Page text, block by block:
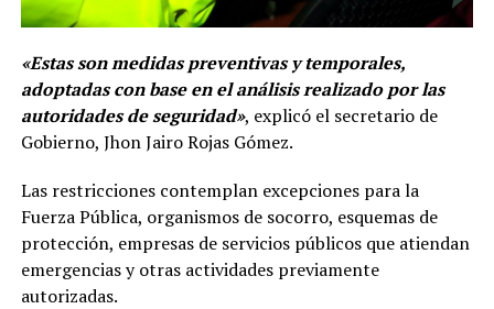
«Estas son medidas preventivas y temporales,
adoptadas con base en el análisis realizado por las
autoridades de seguridad», explicó el secretario de
Gobierno, Jhon Jairo Rojas Gómez.
Las restricciones contemplan excepciones para la
Fuerza Pública, organismos de socorro, esquemas de
protección, empresas de servicios públicos que atiendan
emergencias y otras actividades previamente
autorizadas.